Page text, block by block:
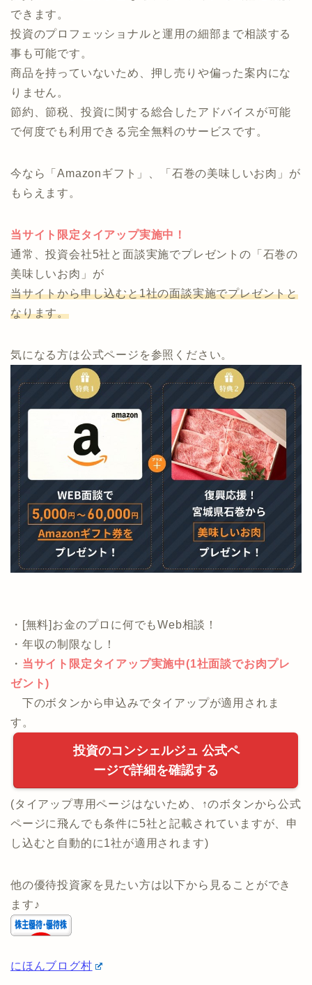
・自分に合った運用方法がどれなのか分からない
投資のコンシェルジュなら、オンラインで気軽に相談
事も可能です。
節約、節税、投資に関する総合したアドバイスが可能
で何度でも利用できる完全無料のサービスです。
今なら「Amazonギフト」、「石巻の美味しいお肉」が
もらえます。
当サイトから申し込むと1社の面談実施でプレゼントと
なります。
気になる方は公式ページを参照ください。
・[無料]お金のプロに何でもWeb相談！
・当サイト限定タイアップ実施中(1社面談でお肉プレ
下のボタンから申込みでタイアップが適用されま
す。
投資のコンシェルジュ 公式ペ
ージで詳細を確認する
ページに飛んでも条件に5社と記載されていますが、申
し込むと自動的に1社が適用されます)
ます♪